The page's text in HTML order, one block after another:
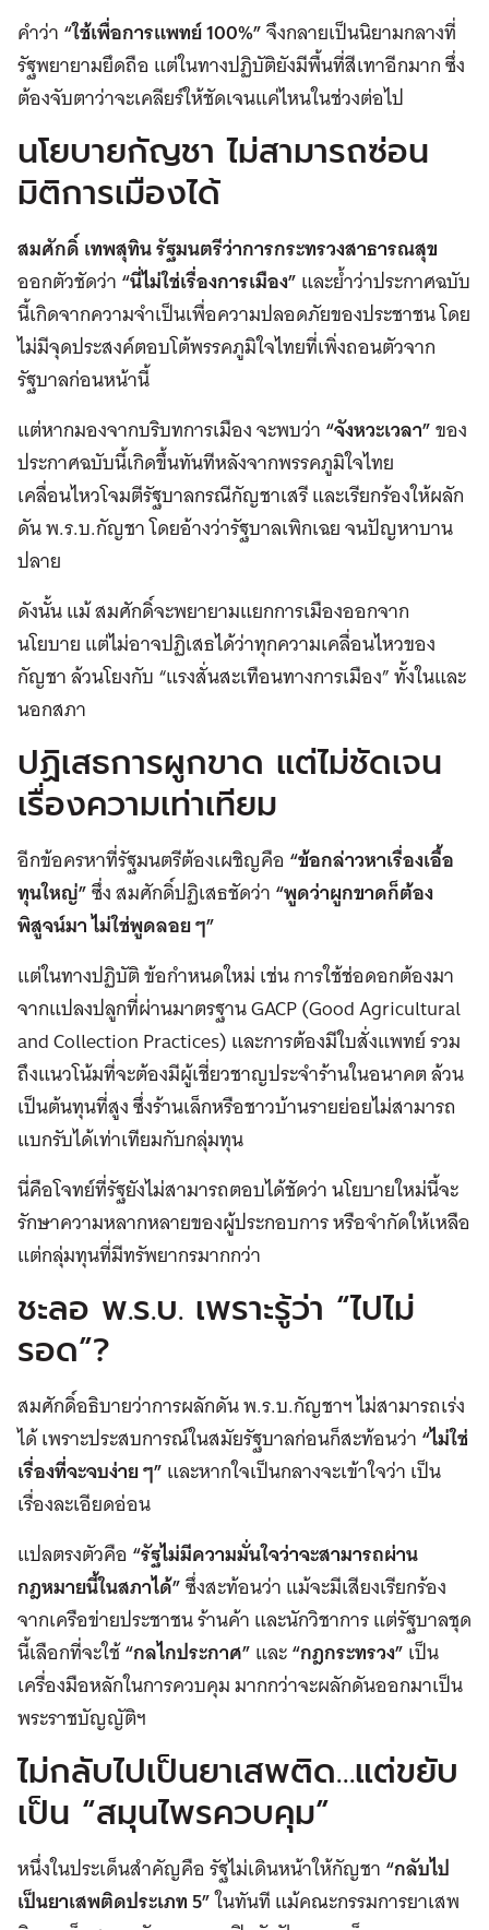
คำว่า“ใช้เพื่อการแพทย์ 100%”จึงกลายเป็นนิยามกลางที่
รัฐพยายามยึดถือ แต่ในทางปฏิบัติยังมีพื้นที่สีเทาอีกมาก ซึ่ง
ต้องจับตาว่าจะเคลียร์ให้ชัดเจนแค่ไหนในช่วงต่อไป
นโยบายกัญชา ไม่สามารถซ่อน
มิติการเมืองได้
สมศักดิ์ เทพสุทิน รัฐมนตรีว่าการกระทรวงสาธารณสุข
ออกตัวชัดว่า“นี่ไม่ใช่เรื่องการเมือง”และย้ำว่าประกาศฉบับ
นี้เกิดจากความจำเป็นเพื่อความปลอดภัยของประชาชน โดย
ไม่มีจุดประสงค์ตอบโต้พรรคภูมิใจไทยที่เพิ่งถอนตัวจาก
รัฐบาลก่อนหน้านี้
แต่หากมองจากบริบทการเมือง จะพบว่า“จังหวะเวลา”ของ
ประกาศฉบับนี้เกิดขึ้นทันทีหลังจากพรรคภูมิใจไทย
เคลื่อนไหวโจมตีรัฐบาลกรณีกัญชาเสรี และเรียกร้องให้ผลัก
ดัน พ.ร.บ.กัญชา โดยอ้างว่ารัฐบาลเพิกเฉย จนปัญหาบาน
ปลาย
ดังนั้น แม้ สมศักดิ์จะพยายามแยกการเมืองออกจาก
นโยบาย แต่ไม่อาจปฏิเสธได้ว่าทุกความเคลื่อนไหวของ
กัญชา ล้วนโยงกับ “แรงสั่นสะเทือนทางการเมือง” ทั้งในและ
นอกสภา
ปฏิเสธการผูกขาด แต่ไม่ชัดเจน
เรื่องความเท่าเทียม
อีกข้อครหาที่รัฐมนตรีต้องเผชิญคือ “ข้อกล่าวหาเรื่องเอื้อ
ทุนใหญ่”ซึ่ง สมศักดิ์ปฏิเสธชัดว่า“พูดว่าผูกขาดก็ต้อง
พิสูจน์มา ไม่ใช่พูดลอย ๆ”
แต่ในทางปฏิบัติ ข้อกำหนดใหม่ เช่น การใช้ช่อดอกต้องมา
จากแปลงปลูกที่ผ่านมาตรฐาน GACP (Good Agricultural
and Collection Practices) และการต้องมีใบสั่งแพทย์ รวม
ถึงแนวโน้มที่จะต้องมีผู้เชี่ยวชาญประจำร้านในอนาคต ล้วน
เป็นต้นทุนที่สูง ซึ่งร้านเล็กหรือชาวบ้านรายย่อยไม่สามารถ
แบกรับได้เท่าเทียมกับกลุ่มทุน
นี่คือโจทย์ที่รัฐยังไม่สามารถตอบได้ชัดว่า นโยบายใหม่นี้จะ
รักษาความหลากหลายของผู้ประกอบการ หรือจำกัดให้เหลือ
แต่กลุ่มทุนที่มีทรัพยากรมากกว่า
ชะลอ พ.ร.บ. เพราะรู้ว่า “ไปไม่
รอด”?
สมศักดิ์อธิบายว่าการผลักดัน พ.ร.บ.กัญชาฯ ไม่สามารถเร่ง
ได้ เพราะประสบการณ์ในสมัยรัฐบาลก่อนก็สะท้อนว่า“ไม่ใช่
เรื่องที่จะจบง่าย ๆ”และหากใจเป็นกลางจะเข้าใจว่า เป็น
เรื่องละเอียดอ่อน
แปลตรงตัวคือ “รัฐไม่มีความมั่นใจว่าจะสามารถผ่าน
กฎหมายนี้ในสภาได้”ซึ่งสะท้อนว่า แม้จะมีเสียงเรียกร้อง
จากเครือข่ายประชาชน ร้านค้า และนักวิชาการ แต่รัฐบาลชุด
นี้เลือกที่จะใช้“กลไกประกาศ”และ“กฎกระทรวง”เป็น
เครื่องมือหลักในการควบคุม มากกว่าจะผลักดันออกมาเป็น
พระราชบัญญัติฯ​
ไม่กลับไปเป็นยาเสพติด…แต่ขยับ
เป็น “สมุนไพรควบคุม”
หนึ่งในประเด็นสำคัญคือ รัฐไม่เดินหน้าให้กัญชา“กลับไป
เป็นยาเสพติดประเภท 5”ในทันที แม้คณะกรรมการยาเสพ